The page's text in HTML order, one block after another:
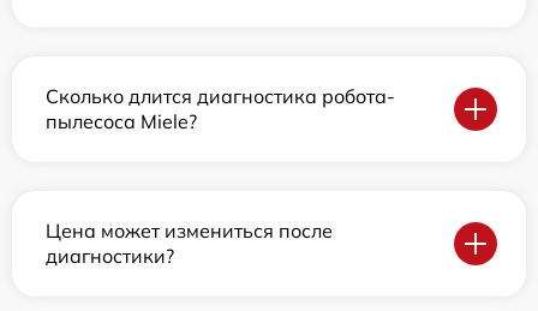
Сколько длится диагностика робота-
пылесоса Miele?
Цена может измениться после
диагностики?